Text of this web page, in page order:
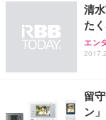
清
た
エン
留
ン